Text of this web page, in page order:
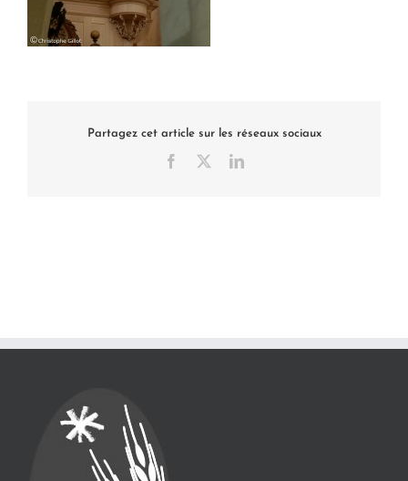
Partagez cet article sur les réseaux sociaux
Facebook LinkedIn